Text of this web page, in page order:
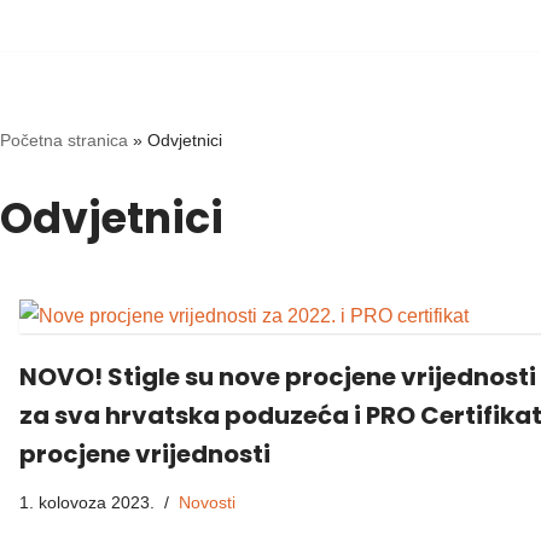
content
Početna stranica » Odvjetnici
Odvjetnici
NOVO! Stigle su nove procjene vrijednosti
za sva hrvatska poduzeća i PRO Certifikat
procjene vrijednosti
1. kolovoza 2023. Novosti